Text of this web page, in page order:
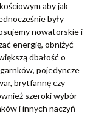
aby jak
były
nowatorskie i
energię, obniżyć
dbałość o
pojedyncze
brytfannę czy
szeroki wybór
i innych naczyń